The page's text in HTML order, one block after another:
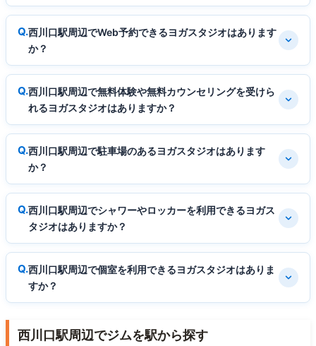
西川口駅周辺でWeb予約できるヨガスタジオはあります
か？
西川口駅周辺で無料体験や無料カウンセリングを受けら
れるヨガスタジオはありますか？
西川口駅周辺で駐車場のあるヨガスタジオはあります
か？
西川口駅周辺でシャワーやロッカーを利用できるヨガス
タジオはありますか？
西川口駅周辺で個室を利用できるヨガスタジオはありま
すか？
西川口駅周辺でジムを駅から探す